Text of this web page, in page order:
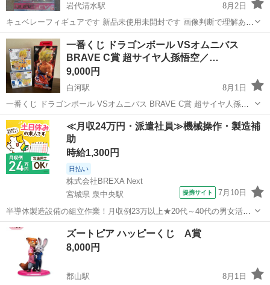
岩代清水駅
8月2日
キュベレーフィギュアです 新品未使用未開封です 画像判断で理解ある
方よろしくお願いします
福島 福島市 岩代清水駅 フィギュア
一番くじ ドラゴンボール VSオムニバス
BRAVE C賞 超サイヤ人孫悟空／…
9,000円
白河駅
8月1日
一番くじ ドラゴンボール VSオムニバス BRAVE C賞 超サイヤ人孫悟
空 一番くじ ドラゴンボールDAIMA 第2弾 B賞 超サイヤ人2/超サイヤ
人 3孫悟空（ミニ） C賞 超サイヤ人2/超サイヤ人3ベジータ（ミニ）...
福島 白河市 白河駅 フィギュア
≪月収24万円・派遣社員≫機械操作・製造補
助
時給1,300円
日払い
株式会社BREXA Next
宮城県 泉中央駅
提携サイト 7月10日
半導体製造設備の組立作業！月収例23万以上★20代～40代の男女活躍
中中！社会保険完備！送迎あり！◎マイカー通勤OK＆無料駐車場完
備！作業着無償貸与◎食堂利用可★《宮城県黒川郡大和町》 人気の工
場のお仕事 ◇半導体製造設備...
宮城 泉中央駅 その他
ズートピア ハッピーくじ A賞
8,000円
郡山駅
8月1日